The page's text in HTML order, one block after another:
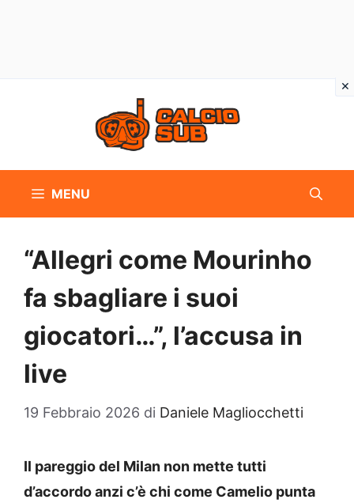
MENU
“Allegri come Mourinho
fa sbagliare i suoi
giocatori…”, l’accusa in
live
19 Febbraio 2026 di Daniele Magliocchetti
Il pareggio del Milan non mette tutti
d’accordo anzi c’è chi come Camelio punta